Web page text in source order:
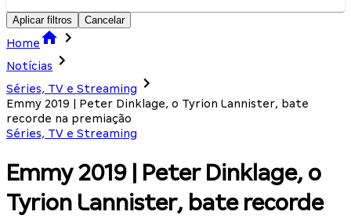
Aplicar filtros Cancelar
Home
Notícias
Séries, TV e Streaming
Emmy 2019 | Peter Dinklage, o Tyrion Lannister, bate
recorde na premiação
Séries, TV e Streaming
Emmy 2019 | Peter Dinklage, o
Tyrion Lannister, bate recorde